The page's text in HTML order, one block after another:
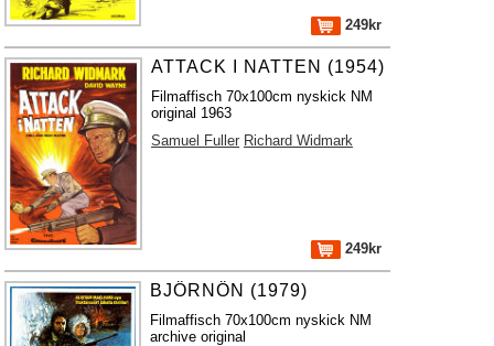
249kr
ATTACK I NATTEN (1954)
Filmaffisch 70x100cm nyskick NM
original 1963
Samuel Fuller Richard Widmark
249kr
BJÖRNÖN (1979)
Filmaffisch 70x100cm nyskick NM
archive original